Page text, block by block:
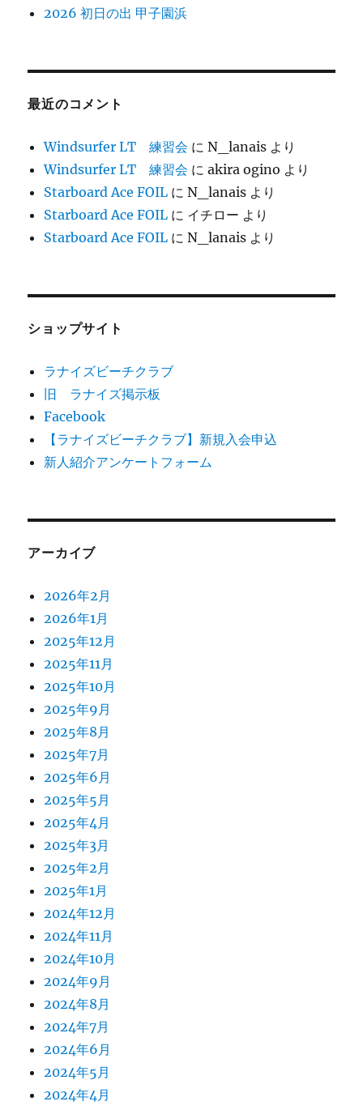
2026 初日の出 甲子園浜
最近のコメント
Windsurfer LT 練習会 にN_lanais より
Windsurfer LT 練習会 にakira ogino より
Starboard Ace FOIL にN_lanais より
Starboard Ace FOIL に イチロー より
Starboard Ace FOIL にN_lanais より
ショップサイト
ラナイズビーチクラブ
旧 ラナイズ掲示板
Facebook
【ラナイズビーチクラブ】新規入会申込
新人紹介アンケートフォーム
アーカイブ
2026年2月
2026年1月
2025年12月
2025年11月
2025年10月
2025年9月
2025年8月
2025年7月
2025年6月
2025年5月
2025年4月
2025年3月
2025年2月
2025年1月
2024年12月
2024年11月
2024年10月
2024年9月
2024年8月
2024年7月
2024年6月
2024年5月
2024年4月